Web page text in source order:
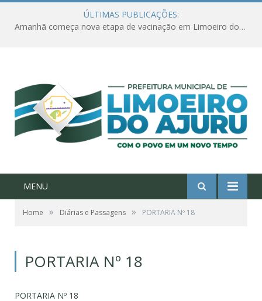
ÚLTIMAS PUBLICAÇÕES:
Amanhã começa nova etapa de vacinação em Limoeiro do Ajuru para idosos com 65 ou mais
MENU
Home » Diárias e Passagens » PORTARIA Nº 18
PORTARIA Nº 18
PORTARIA Nº 18